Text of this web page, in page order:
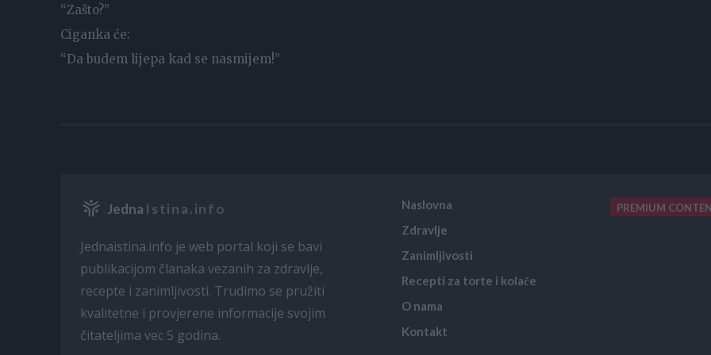
“Zašto?”
Ciganka će:
“Da budem lijepa kad se nasmijem!”
Jedna Istina.info
Jednaistina.info je web portal koji se bavi
publikacijom članaka vezanih za zdravlje,
recepte i zanimljivosti. Trudimo se pružiti
kvalitetne i provjerene informacije svojim
čitateljima vec 5 godina.
Naslovna
Zdravlje
Zanimljivosti
Recepti za torte i kolače
O nama
Kontakt
PREMIUM